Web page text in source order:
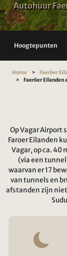
Autohuur
Hoogtepunten
Home Faeröer
Faeröer Eilanden
Op Vagar Airport
Faroer Eilanden
Vagar, op ca. 40
(via een
waarvan er 17
van tunnels en
afstanden zijn